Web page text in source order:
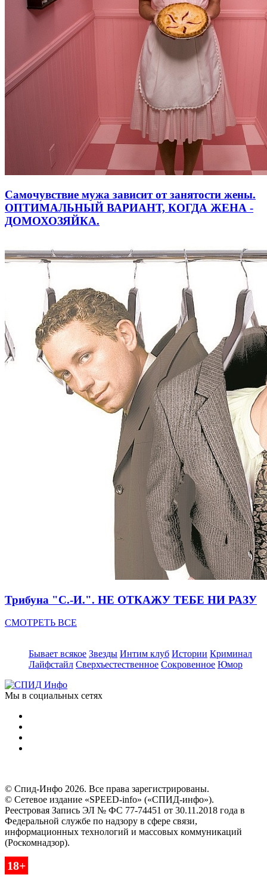
Самочувствие мужа зависит от занятости жены.
ОПТИМАЛЬНЫЙ ВАРИАНТ, КОГДА ЖЕНА -
ДОМОХОЗЯЙКА.
Трибуна "С.-И.". НЕ ОТКАЖУ ТЕБЕ НИ РАЗУ
СМОТРЕТЬ ВСЕ
Бывает всякое Звезды Интим клуб Истории Криминал
Лайфстайл Сверхъестественное Сокровенное Юмор
Мы в социальных сетях
© Спид-Инфо 2026. Все права зарегистрированы.
© Сетевое издание «SPEED-info» («СПИД-инфо»).
Реестровая Запись ЭЛ № ФС 77-74451 от 30.11.2018 года в
Федеральной службе по надзору в сфере связи,
информационных технологий и массовых коммуникаций
(Роскомнадзор).
18+